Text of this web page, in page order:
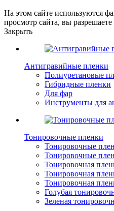
На этом сайте используются
просмотр сайта, вы
Закрыть
Антигравийные пленки
Полиуретановые
Гибридные пленки
Для фар
Инструменты для
Тонировочные пленки
Тонировочные
Тонировочные
Тонировочная
Тонировочная
Тонировочная
Голубая
Зеленая